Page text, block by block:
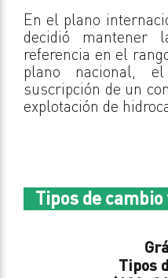
En el plano
decidió
referencia en el
plano nacional,
suscripción de un
explotación de
Tipos de
Tipos